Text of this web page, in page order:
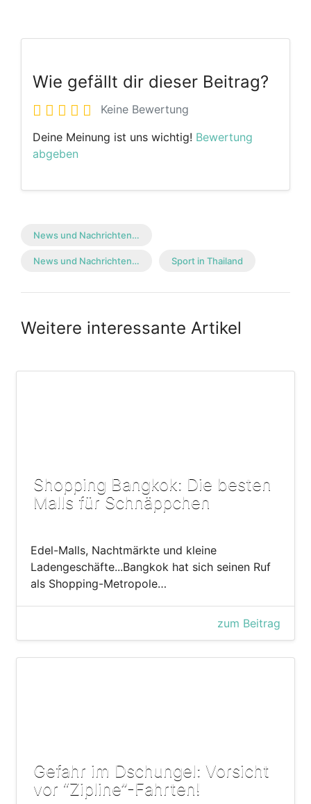
Wie gefällt dir dieser Beitrag?
Keine Bewertung
Deine Meinung ist uns wichtig! Bewertung
abgeben
News und Nachrichten…
News und Nachrichten… Sport in Thailand
Weitere interessante Artikel
Shopping Bangkok: Die besten
Malls für Schnäppchen
Edel-Malls, Nachtmärkte und kleine
Ladengeschäfte...Bangkok hat sich seinen Ruf
als Shopping-Metropole…
zum Beitrag
Gefahr im Dschungel: Vorsicht
vor “Zipline”-Fahrten!